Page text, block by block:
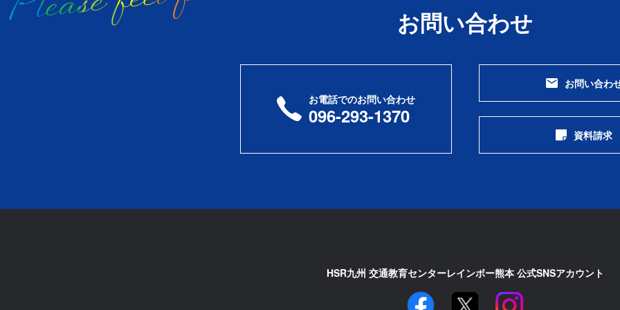
お問い合わせ
お電話でのお問い合わせ
096-293-1370
お問い合わ
資料請求
HSR九州 交通教育センターレインボー熊本 公式SNSアカウント